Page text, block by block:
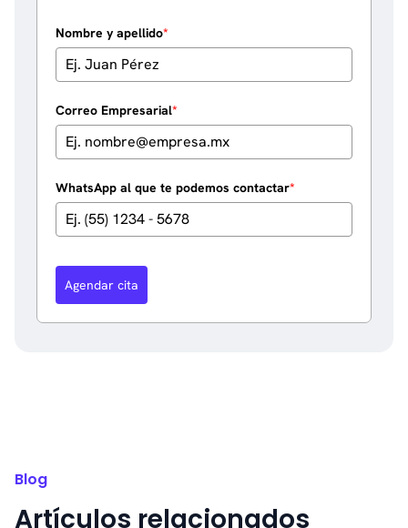
Nombre y apellido*
Correo Empresarial*
WhatsApp al que te podemos contactar*
Agendar cita
Blog
Artículos relacionados